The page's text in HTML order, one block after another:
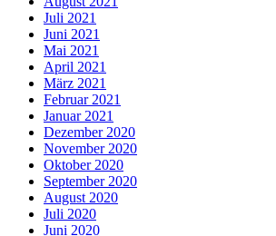
Juli 2021
Juni 2021
Mai 2021
April 2021
März 2021
Februar 2021
Januar 2021
Dezember 2020
November 2020
Oktober 2020
September 2020
August 2020
Juli 2020
Juni 2020